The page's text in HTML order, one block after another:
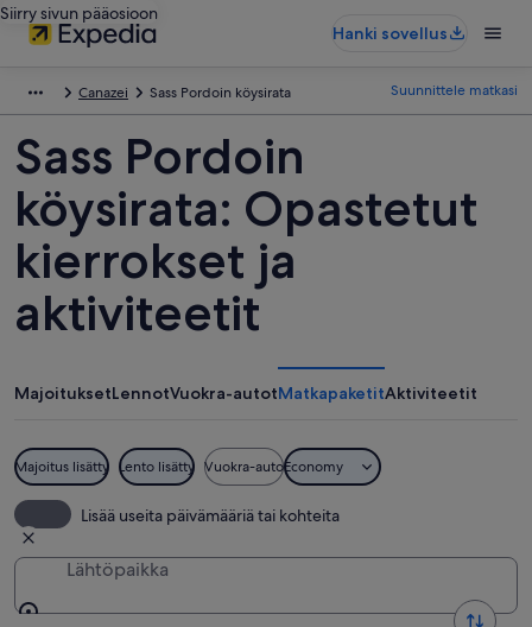
Siirry sivun pääosioon
Hanki sovellus
Canazei Sass Pordoin köysirata Suunnittele matkasi
Sass Pordoin
köysirata: Opastetut
kierrokset ja
aktiviteetit
MajoituksetLennotVuokra-autotMatkapaketitAktiviteetit
Majoitus lisätty Lento lisätty Vuokra-autoEconomy
Lisää useita päivämääriä tai kohteita
Lähtöpaikka